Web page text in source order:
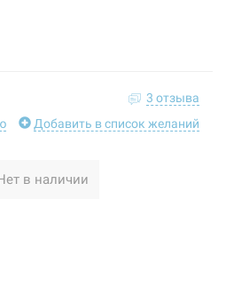
3 отзыва
Добавить в список желаний
в наличии